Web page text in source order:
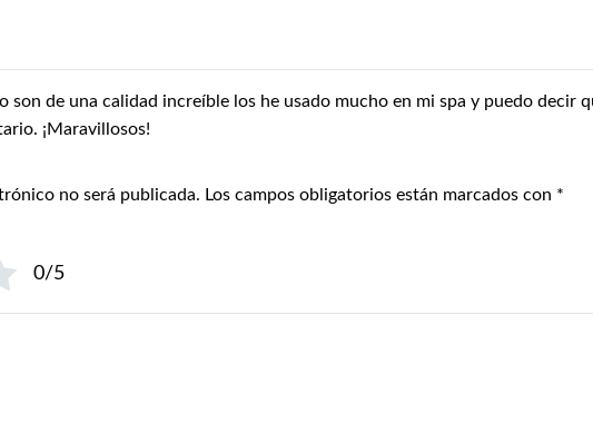
son de una calidad increíble los he usado mucho en mi spa y puedo decir
¡Maravillosos!
no será publicada. Los campos obligatorios están marcados con *
0/5